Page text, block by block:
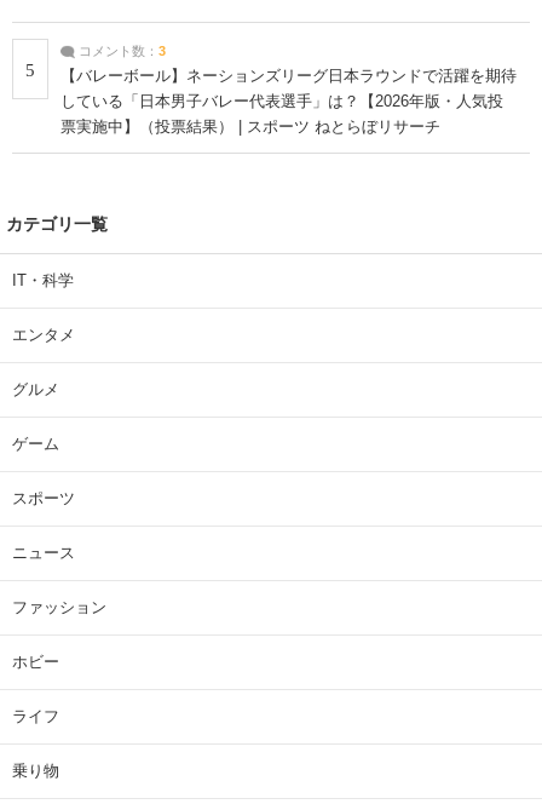
5
コメント数： 3
【バレーボール】ネーションズリーグ日本ラウンドで活躍を期待
している「日本男子バレー代表選手」は？【2026年版・人気投
票実施中】（投票結果） | スポーツ ねとらぼリサーチ
カテゴリ一覧
IT・科学
エンタメ
グルメ
ゲーム
スポーツ
ニュース
ファッション
ホビー
ライフ
乗り物